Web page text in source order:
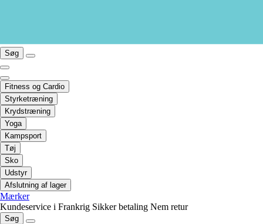
Søg
Fitness og Cardio
Styrketræning
Krydstræning
Yoga
Kampsport
Tøj
Sko
Udstyr
Afslutning af lager
Mærker
Kundeservice i Frankrig Sikker betaling Nem retur
Søg